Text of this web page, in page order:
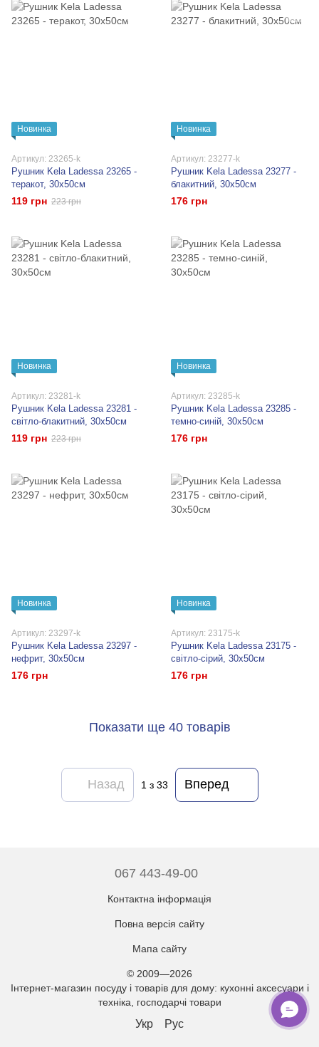
Новинка
Артикул: 23265-k
Рушник Kela Ladessa 23265 -
теракот, 30x50см
119 грн 223 грн
Новинка
Артикул: 23277-k
Рушник Kela Ladessa 23277 -
блакитний, 30x50см
176 грн
Новинка
Артикул: 23281-k
Рушник Kela Ladessa 23281 -
світло-блакитний, 30x50см
119 грн 223 грн
Новинка
Артикул: 23285-k
Рушник Kela Ladessa 23285 -
темно-синій, 30x50см
176 грн
Новинка
Артикул: 23297-k
Рушник Kela Ladessa 23297 -
нефрит, 30x50см
176 грн
Новинка
Артикул: 23175-k
Рушник Kela Ladessa 23175 -
світло-сірий, 30x50см
176 грн
Показати ще 40 товарів
Назад 1 з 33 Вперед
067 443-49-00
Контактна інформація
Повна версія сайту
Мапа сайту
© 2009—2026
Інтернет-магазин посуду і товарів для дому: кухонні аксесуари і
техніка, господарчі товари
Укр Рус